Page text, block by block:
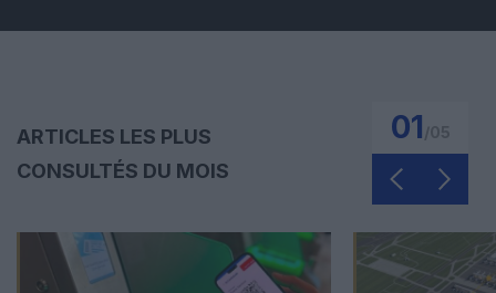
ARTICLES LES PLUS
CONSULTÉS DU MOIS
01